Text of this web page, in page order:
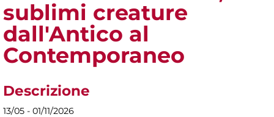
sublimi creature
dall'Antico al
Contemporaneo
Descrizione
13/05 - 01/11/2026